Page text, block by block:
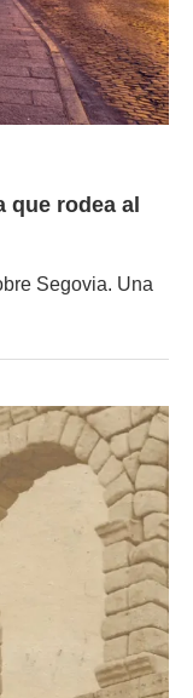
que rodea al
Segovia. Una